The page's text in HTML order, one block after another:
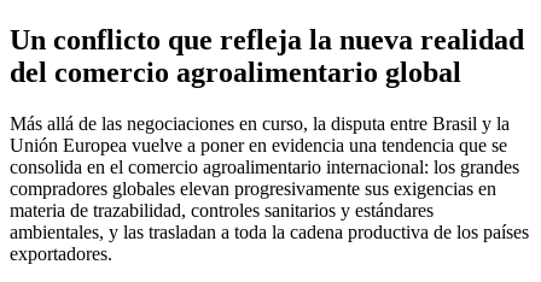
Un conflicto que refleja la nueva realidad
del comercio agroalimentario global
Más allá de las negociaciones en curso, la disputa entre Brasil y la
Unión Europea vuelve a poner en evidencia una tendencia que se
consolida en el comercio agroalimentario internacional: los grandes
compradores globales elevan progresivamente sus exigencias en
materia de trazabilidad, controles sanitarios y estándares
ambientales, y las trasladan a toda la cadena productiva de los países
exportadores.